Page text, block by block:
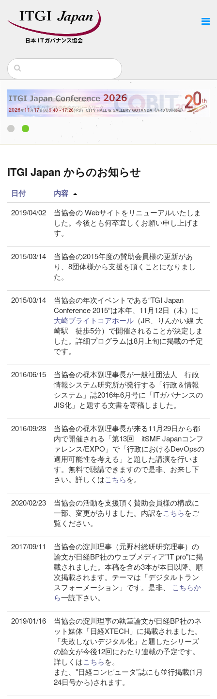
ITGI Japan からのお知らせ
日付 内容
2019/04/02
当協会の Webサイトをリニューアルいたしま
した。今後とも何卒宜しくお願い申し上げま
す。
2015/03/14
当協会の2015年度の賛助会員様の更新があ
り、8団体様から支援を頂くことになりまし
た。
2015/03/14
当協会の年次イベントである“TGI Japan
Conference 2015”は本年、11月12日（木）に
大崎ブライトコアホール （JR、りんかい線 大
崎駅 徒歩5分）で開催されることが決定しま
した。詳細プログラムは8月上旬に掲載の予定
です。
2016/06/15
当協会の梶本副理事長が一般社団法人 行政
情報システム研究所が発行する「行政＆情報
システム」誌2016年6月号に「ITガバナンスの
JIS化」と題する文書を寄稿しました。
2016/09/28
当協会の梶本副理事長が来る11月29日から都
内で開催される「第13回 itSMF Japanコンフ
ァレンス/EXPO」で「行政におけるDevOpsの
適用可能性を考える」と題した講演を行いま
す。無料で聴講できますので是非、お来し下
さい。詳しくはこちらを。
2020/02/23
当協会の活動を支援頂く賛助会員様の構成に
一部、変更がありました。内訳をこちらをご
覧ください。
2017/09/11
当協会の淀川理事（元野村総研研究理事）の
論文が日経BP社のウェブメディア"IT pro"に掲
載されました。本稿を含め3本が本日以降、順
次掲載されます。テーマは「デジタルトラン
スフォーメーション」です。是非、 こちらか
ら一読下さい。
2019/01/16
当協会の淀川理事の執筆論文が日経BP社のネ
ット媒体「日経XTECH」に掲載されました。
「失敗しないデジタル化」と題したシリーズ
の論文が今後12回にわたり連載の予定です。
詳しくはこちらを。
また、"日経コンピュータ"誌にも並行掲載(1月
24日号から)されます。